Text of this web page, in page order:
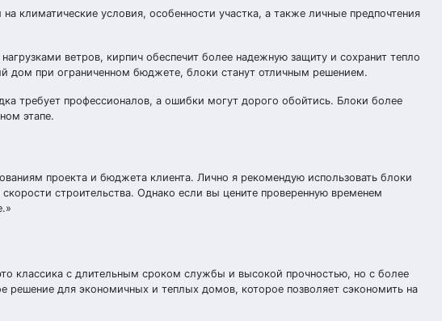
климатические условия, особенности участка, а также личные предпочтения
ветров, кирпич обеспечит более надежную защиту и сохранит тепло
дом при ограниченном бюджете, блоки станут отличным решением.
требует профессионалов, а ошибки могут дорого обойтись. Блоки более
этапе.
проекта и бюджета клиента. Лично я рекомендую использовать блоки
строительства. Однако если вы цените проверенную временем
классика с длительным сроком службы и высокой прочностью, но с более
для экономичных и теплых домов, которое позволяет сэкономить на